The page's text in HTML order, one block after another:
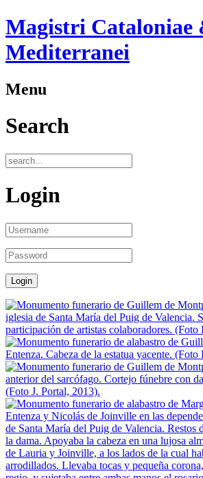
Magistri Cataloniae
Mediterranei
Menu
Search
Login